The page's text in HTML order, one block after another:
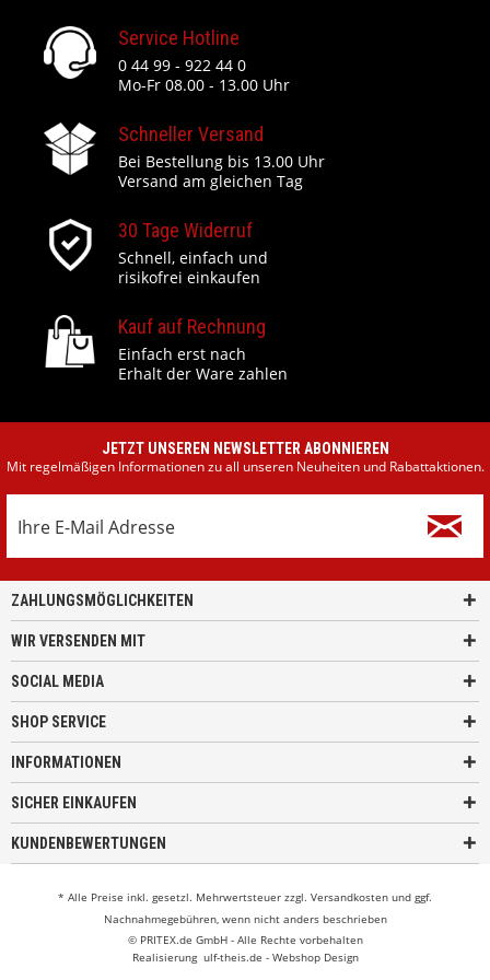
Service Hotline
0 44 99 - 922 44 0
Mo-Fr 08.00 - 13.00 Uhr
Schneller Versand
Bei Bestellung bis 13.00 Uhr
Versand am gleichen Tag
30 Tage Widerruf
Schnell, einfach und
risikofrei einkaufen
Kauf auf Rechnung
Einfach erst nach
Erhalt der Ware zahlen
JETZT UNSEREN NEWSLETTER ABONNIEREN
Mit regelmäßigen Informationen zu all unseren Neuheiten und Rabattaktionen.
ZAHLUNGSMÖGLICHKEITEN
WIR VERSENDEN MIT
SOCIAL MEDIA
SHOP SERVICE
INFORMATIONEN
SICHER EINKAUFEN
KUNDENBEWERTUNGEN
* Alle Preise inkl. gesetzl. Mehrwertsteuer zzgl. Versandkosten und ggf.
Nachnahmegebühren, wenn nicht anders beschrieben
© PRITEX.de GmbH - Alle Rechte vorbehalten
Realisierung ulf-theis.de - Webshop Design